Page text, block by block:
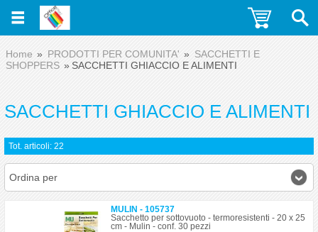
Home PRODOTTI PER COMUNITA'
SACCHETTI E
SHOPPERS
SACCHETTI GHIACCIO E ALIMENTI
SACCHETTI GHIACCIO E ALIMENTI
Tot. articoli: 22
Ordina per
MULIN - 105737
Sacchetto per sottovuoto - termoresistenti - 20 x 25
cm - Mulin - conf. 30 pezzi